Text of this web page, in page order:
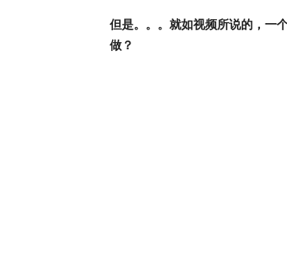
但是。。。就如视频所说的，一
做？